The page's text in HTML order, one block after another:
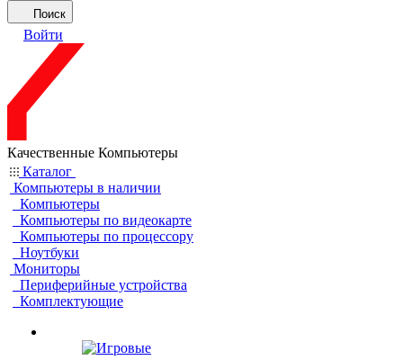
Поиск
Войти
Качественные Компьютеры
Каталог
Компьютеры в наличии
Компьютеры
Компьютеры по видеокарте
Компьютеры по процессору
Ноутбуки
Мониторы
Периферийные устройства
Комплектующие